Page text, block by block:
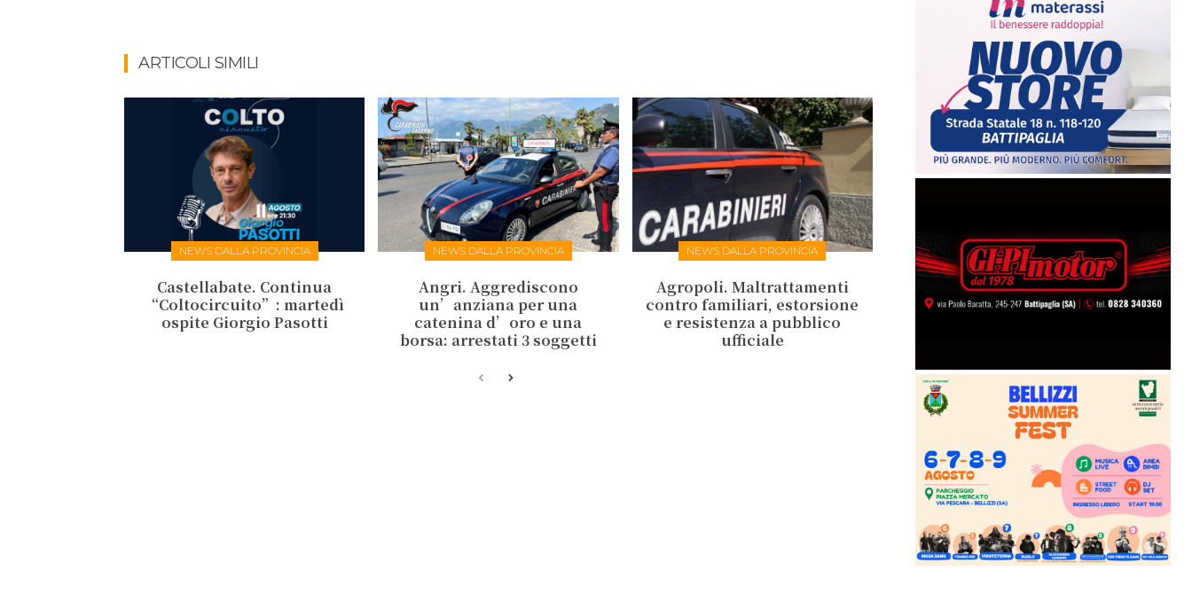
ARTICOLI SIMILI
NEWS DALLA PROVINCIA
Castellabate. Continua
“Coltocircuito”: martedì
ospite Giorgio Pasotti
NEWS DALLA PROVINCIA
Angri. Aggrediscono
un’anziana per una
catenina d’oro e una
borsa: arrestati 3 soggetti
NEWS DALLA PROVINCIA
Agropoli. Maltrattamenti
contro familiari, estorsione
e resistenza a pubblico
ufficiale